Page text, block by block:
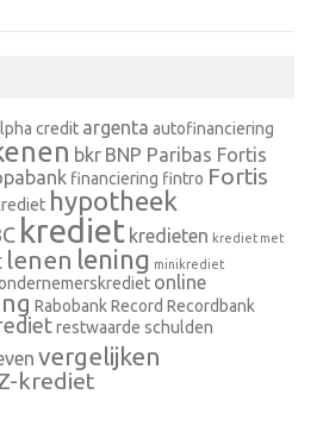
credit argenta autofinanciering
bkr BNP Paribas Fortis
financiering fintro Fortis
hypotheek
krediet kredieten krediet met
lenen lening minikrediet
online
Rabobank Record Recordbank
restwaarde schulden
vergelijken
krediet